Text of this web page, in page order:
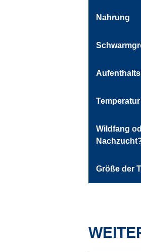
Nahrung
Temperatur
Wildfang
Größe der